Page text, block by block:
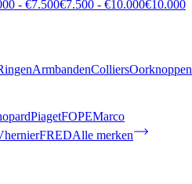
- €7.500€7.500 - €10.000€10.000
ArmbandenColliersOorknoppen
PiagetFOPEMarco
FREDAlle merken